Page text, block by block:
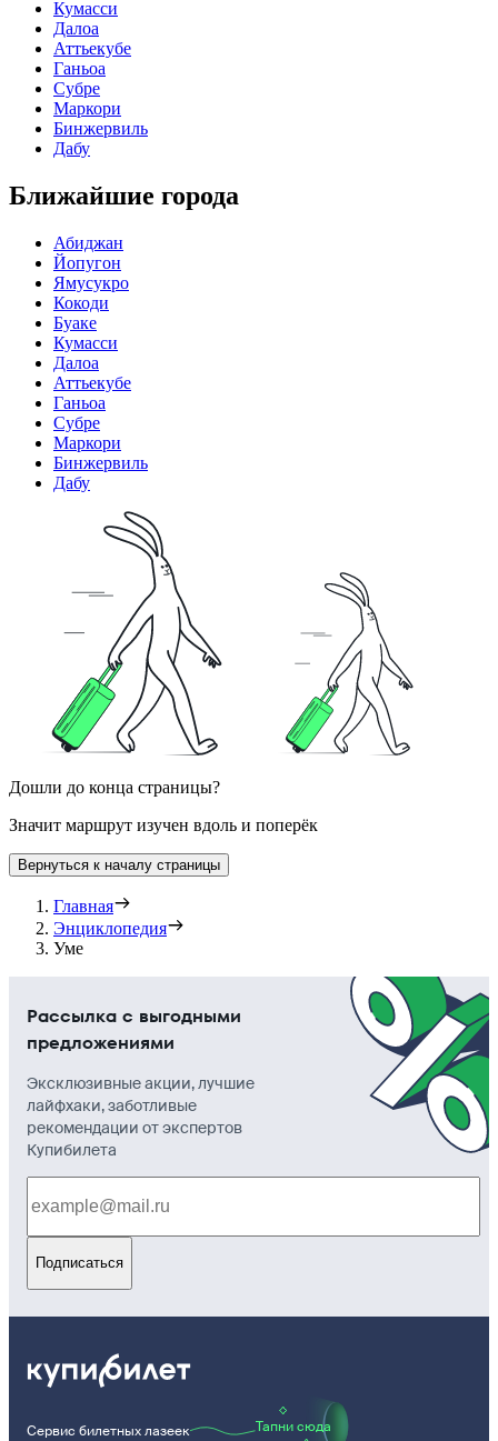
Кумасси
Далоа
Аттьекубе
Ганьоа
Субре
Маркори
Бинжервиль
Дабу
Ближайшие города
Абиджан
Йопугон
Ямусукро
Кокоди
Буаке
Кумасси
Далоа
Аттьекубе
Ганьоа
Субре
Маркори
Бинжервиль
Дабу
Дошли до конца страницы?
Значит маршрут изучен вдоль и поперёк
Вернуться к началу страницы
Главная
Энциклопедия
Уме
Рассылка с выгодными
предложениями
Эксклюзивные акции, лучшие
лайфхаки, заботливые
рекомендации от экспертов
Купибилета
Подписаться
Сервис билетных лазеек Тапни сюда